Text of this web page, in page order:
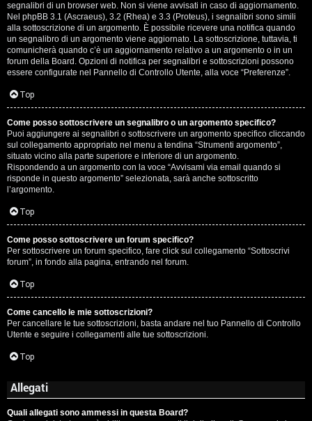
segnalibri di un browser web. Non si viene avvisati in caso di aggiornamento.
Nel phpBB 3.1 (Ascraeus), 3.2 (Rhea) e 3.3 (Proteus), i segnalibri sono simili
alla sottoscrizione di un argomento. È possibile ricevere una notifica quando
un segnalibro di un argomento viene aggiornato. La sottoscrizione, tuttavia, ti
comunicherà quando c’è un aggiornamento relativo a un argomento o in un
forum della Board. Opzioni di notifica per segnalibri e sottoscrizioni possono
essere configurate nel Pannello di Controllo Utente, alla voce “Preferenze”.
Top
Come posso sottoscrivere un segnalibro o un argomento specifico?
Puoi aggiungere ai segnalibri o sottoscrivere un argomento specifico cliccando
sul collegamento appropriato nel menu a tendina “Strumenti argomento”,
situato vicino alla parte superiore e inferiore di un argomento.
Rispondendo a un argomento con la voce “Avvisami via email quando si
risponde in questo argomento” selezionata, sarà anche sottoscritto
l’argomento.
Top
Come posso sottoscrivere un forum specifico?
Per sottoscrivere un forum specifico, fare click sul collegamento “Sottoscrivi
forum”, in fondo alla pagina, entrando nel forum.
Top
Come cancello le mie sottoscrizioni?
Per cancellare le tue sottoscrizioni, basta andare nel tuo Pannello di Controllo
Utente e seguire i collegamenti alle tue sottoscrizioni.
Top
Allegati
Quali allegati sono ammessi in questa Board?